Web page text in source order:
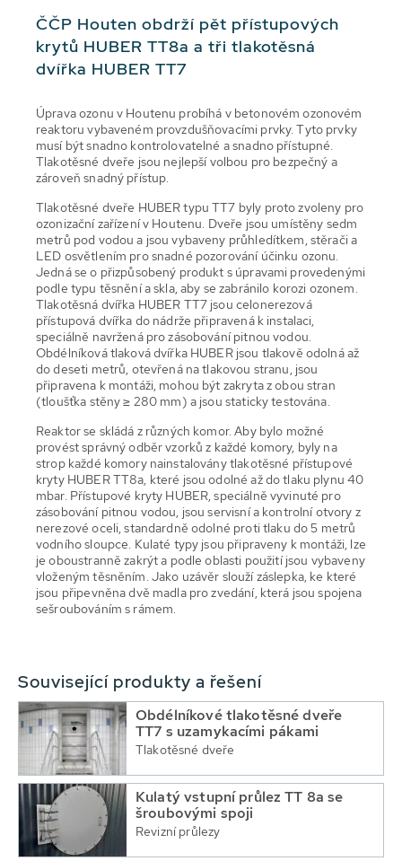
ČČP Houten obdrží pět přístupových
krytů HUBER TT8a a tři tlakotěsná
dvířka HUBER TT7
Úprava ozonu v Houtenu probíhá v betonovém ozonovém
reaktoru vybaveném provzdušňovacími prvky. Tyto prvky
musí být snadno kontrolovatelné a snadno přístupné.
Tlakotěsné dveře jsou nejlepší volbou pro bezpečný a
zároveň snadný přístup.
Tlakotěsné dveře HUBER typu TT7 byly proto zvoleny pro
ozonizační zařízení v Houtenu. Dveře jsou umístěny sedm
metrů pod vodou a jsou vybaveny průhledítkem, stěrači a
LED osvětlením pro snadné pozorování účinku ozonu.
Jedná se o přizpůsobený produkt s úpravami provedenými
podle typu těsnění a skla, aby se zabránilo korozi ozonem.
Tlakotěsná dvířka HUBER TT7 jsou celonerezová
přístupová dvířka do nádrže připravená k instalaci,
speciálně navržená pro zásobování pitnou vodou.
Obdélníková tlaková dvířka HUBER jsou tlakově odolná až
do deseti metrů, otevřená na tlakovou stranu, jsou
připravena k montáži, mohou být zakryta z obou stran
(tloušťka stěny ≥ 280 mm) a jsou staticky testována.
Reaktor se skládá z různých komor. Aby bylo možné
provést správný odběr vzorků z každé komory, byly na
strop každé komory nainstalovány tlakotěsné přístupové
kryty HUBER TT8a, které jsou odolné až do tlaku plynu 40
mbar. Přístupové kryty HUBER, speciálně vyvinuté pro
zásobování pitnou vodou, jsou servisní a kontrolní otvory z
nerezové oceli, standardně odolné proti tlaku do 5 metrů
vodního sloupce. Kulaté typy jsou připraveny k montáži, lze
je oboustranně zakrýt a podle oblasti použití jsou vybaveny
vloženým těsněním. Jako uzávěr slouží záslepka, ke které
jsou připevněna dvě madla pro zvedání, která jsou spojena
sešroubováním s rámem.
Související produkty a řešení
Obdélníkové tlakotěsné dveře
TT7 s uzamykacími pákami
Tlakotěsné dveře
Kulatý vstupní průlez TT 8a se
šroubovými spoji
Revizní průlezy